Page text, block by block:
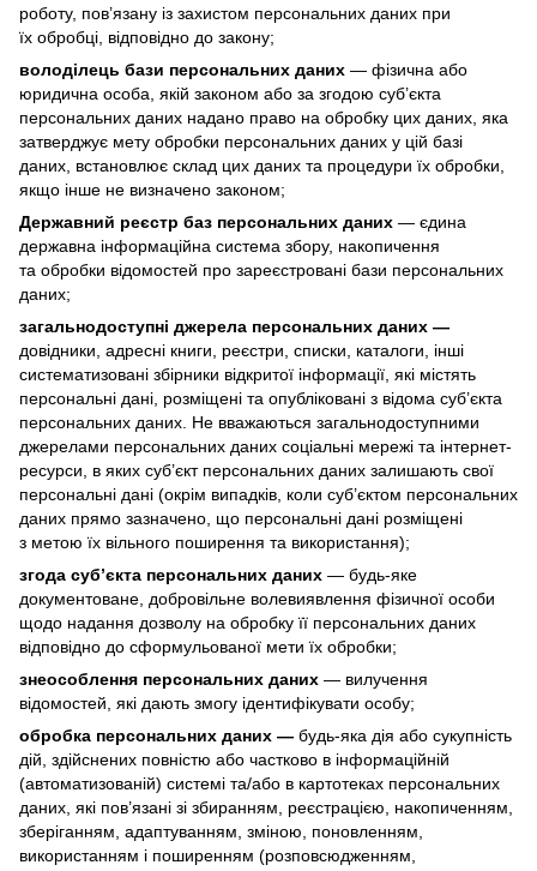
роботу, пов’язану із захистом персональних даних при
їх обробці, відповідно до закону;
володілець бази персональних даних — фізична або
юридична особа, якій законом або за згодою суб’єкта
персональних даних надано право на обробку цих даних, яка
затверджує мету обробки персональних даних у цій базі
даних, встановлює склад цих даних та процедури їх обробки,
якщо інше не визначено законом;
Державний реєстр баз персональних даних — єдина
державна інформаційна система збору, накопичення
та обробки відомостей про зареєстровані бази персональних
даних;
загальнодоступні джерела персональних даних —
довідники, адресні книги, реєстри, списки, каталоги, інші
систематизовані збірники відкритої інформації, які містять
персональні дані, розміщені та опубліковані з відома суб’єкта
персональних даних. Не вважаються загальнодоступними
джерелами персональних даних соціальні мережі та інтернет-
ресурси, в яких суб’єкт персональних даних залишають свої
персональні дані (окрім випадків, коли суб’єктом персональних
даних прямо зазначено, що персональні дані розміщені
з метою їх вільного поширення та використання);
згода суб’єкта персональних даних — будь-яке
документоване, добровільне волевиявлення фізичної особи
щодо надання дозволу на обробку її персональних даних
відповідно до сформульованої мети їх обробки;
знеособлення персональних даних — вилучення
відомостей, які дають змогу ідентифікувати особу;
обробка персональних даних — будь-яка дія або сукупність
дій, здійснених повністю або частково в інформаційній
(автоматизованій) системі та/або в картотеках персональних
даних, які пов’язані зі збиранням, реєстрацією, накопиченням,
зберіганням, адаптуванням, зміною, поновленням,
використанням і поширенням (розповсюдженням,